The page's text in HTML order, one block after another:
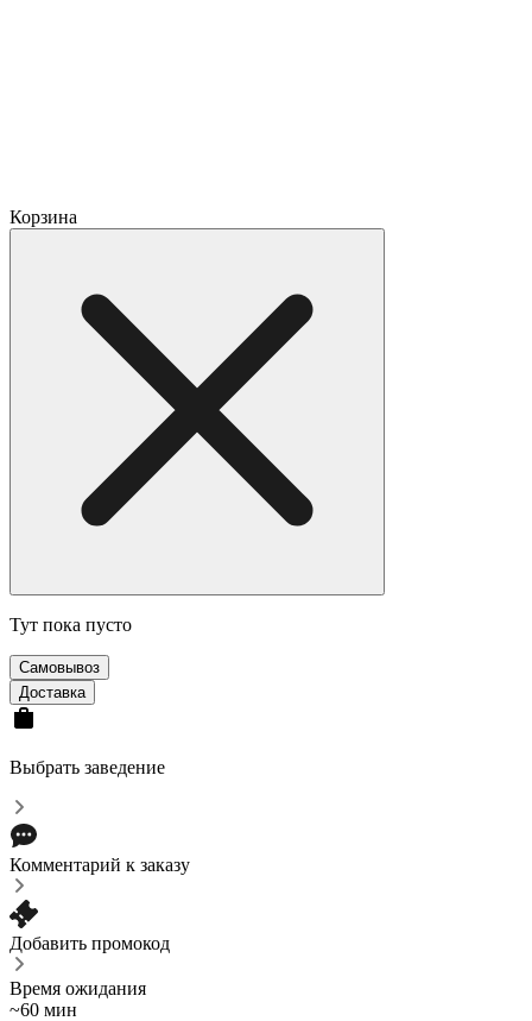
Корзина
Тут пока пусто
Cамовывоз
Доставка
Выбрать заведение
Комментарий к заказу
Добавить промокод
Время ожидания
~60 мин